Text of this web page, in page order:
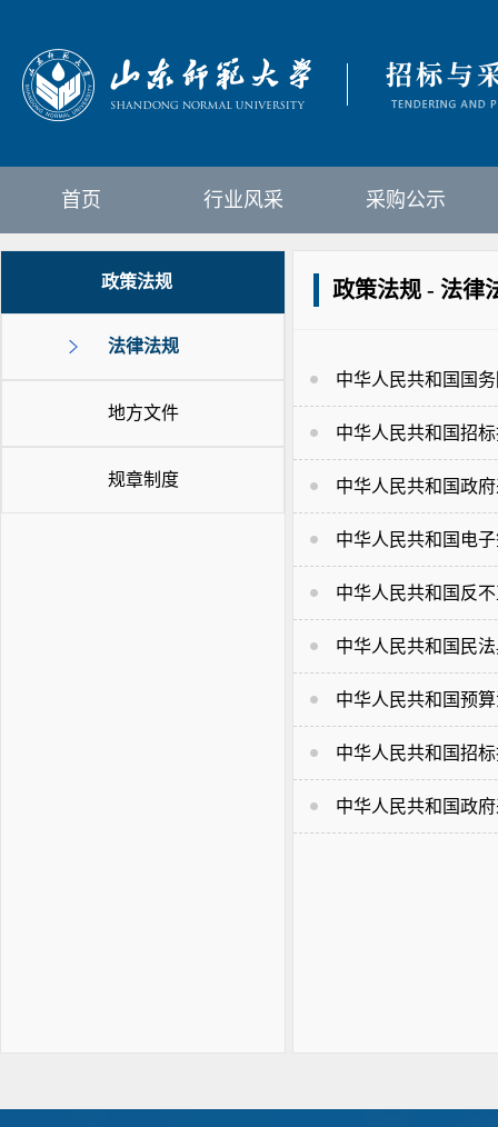
首页 行业风采 采购公示
政策法规
法律法规
地方文件
规章制度
政策法规 - 法律
中华人民共和国国
中华人民共和国招
中华人民共和国政
中华人民共和国电
中华人民共和国反
中华人民共和国民
中华人民共和国预
中华人民共和国招
中华人民共和国政